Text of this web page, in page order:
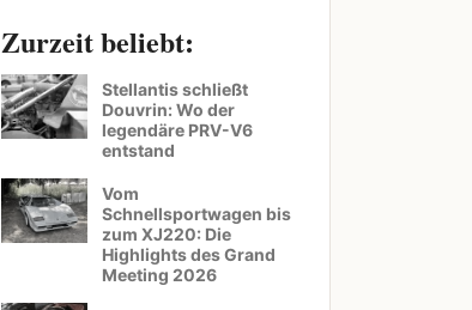
Zurzeit beliebt:
Stellantis schließt
Douvrin: Wo der
legendäre PRV-V6
entstand
Vom
Schnellsportwagen bis
zum XJ220: Die
Highlights des Grand
Meeting 2026